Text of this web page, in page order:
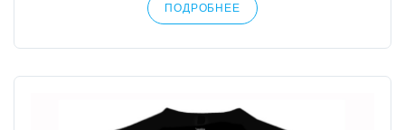
ПОДРОБНЕЕ